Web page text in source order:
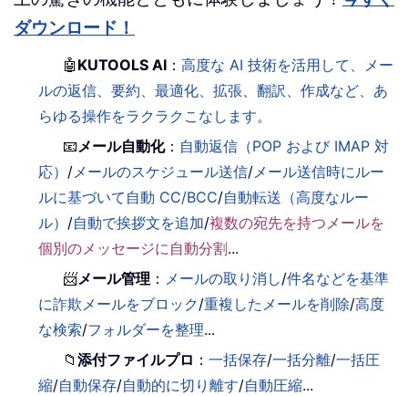
ダウンロード！
🤖 KUTOOLS AI ：高度な AI 技術を活用して、メー
ルの返信、要約、最適化、拡張、翻訳、作成など、あ
らゆる操作をラクラクこなします。
📧メール自動化： 自動返信（POP および IMAP 対
応） /メールのスケジュール送信/メール送信時にルー
ルに基づいて自動 CC/BCC/自動転送（高度なルー
ル） /自動で挨拶文を追加/複数の宛先を持つメールを
個別のメッセージに自動分割...
📨メール管理 ： メールの取り消し/件名などを基準
に詐欺メールをブロック/重複したメールを削除/高度
な検索/フォルダーを整理...
📁添付ファイルプロ ：一括保存/一括分離/一括圧
縮/自動保存/自動的に切り離す/自動圧縮...